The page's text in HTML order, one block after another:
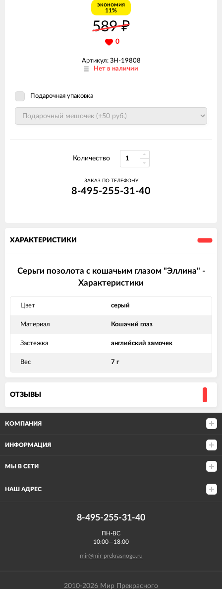
экономия
11%
589₽
0
Артикул: ЗН-19808
Нет в наличии
Подарочная упаковка
Количество
ЗАКАЗ ПО ТЕЛЕФОНУ
8-495-255-31-40
ХАРАКТЕРИСТИКИ
Серьги позолота с кошачьим глазом "Эллина" -
Характеристики
Цвет серый
Материал Кошачий глаз
Застежка английский замочек
Вес 7 г
ОТЗЫВЫ
КОМПАНИЯ
ИНФОРМАЦИЯ
МЫ В СЕТИ
НАШ АДРЕС
8-495-255-31-40
ПН-ВС
10:00—18:00
mir@mir-prekrasnogo.ru
2010-2026 Мир Прекрасного